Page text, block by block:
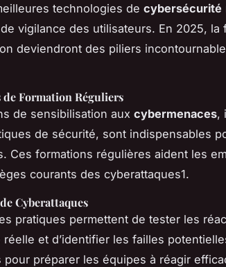
technologies de cybersécurité
vigilance des utilisateurs. En 2025, la
deviendront des piliers
de Formation Réguliers
de sensibilisation aux cybermenaces,
de sécurité, sont indispensables
Ces formations régulières aident les
courants des cyberattaques1.
Cyberattaques
pratiques permettent de tester les
réelle et d’identifier les failles
pour préparer les équipes à réagir